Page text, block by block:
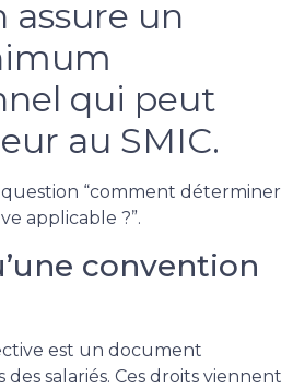
assure un
qui peut
au SMIC.
“comment déterminer
applicable ?”.
convention
est un document
salariés. Ces droits viennent